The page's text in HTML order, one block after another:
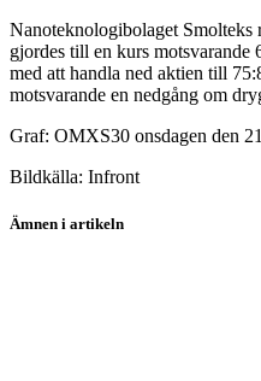
Nanoteknologibolaget Smolteks
gjordes till en kurs motsvarande
med att handla ned aktien till
motsvarande en nedgång om
Graf: OMXS30 onsdagen den
Bildkälla: Infront
Ämnen i artikeln